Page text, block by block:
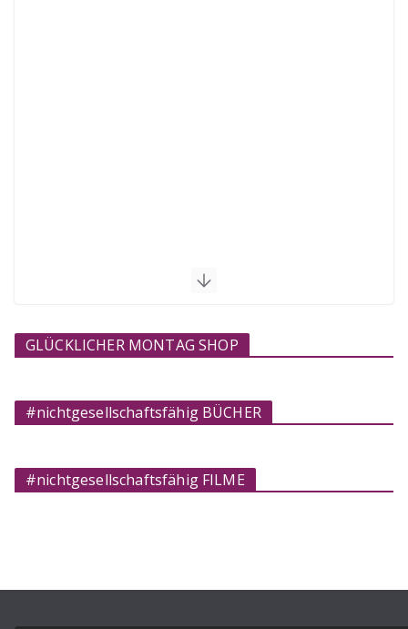
GLÜCKLICHER MONTAG SHOP
#nichtgesellschaftsfähig BÜCHER
#nichtgesellschaftsfähig FILME